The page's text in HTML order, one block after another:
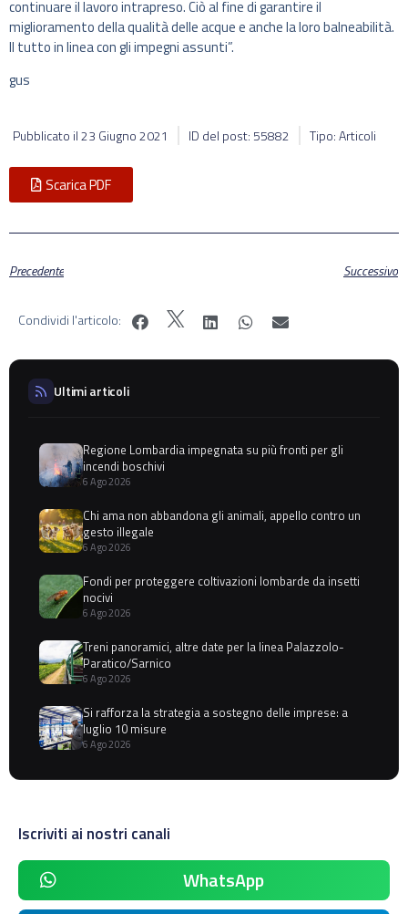
continuare il lavoro intrapreso. Ciò al fine di garantire il
miglioramento della qualità delle acque e anche la loro balneabilità.
Il tutto in linea con gli impegni assunti”.
gus
Pubblicato il23 Giugno 2021 ID del post: 55882 Tipo: Articoli
Scarica PDF
Precedente Successivo
Condividi l'articolo:
Ultimi articoli
Regione Lombardia impegnata su più fronti per gli
incendi boschivi
6 Ago 2026
Chi ama non abbandona gli animali, appello contro un
gesto illegale
6 Ago 2026
Fondi per proteggere coltivazioni lombarde da insetti
nocivi
6 Ago 2026
Treni panoramici, altre date per la linea Palazzolo-
Paratico/Sarnico
6 Ago 2026
Si rafforza la strategia a sostegno delle imprese: a
luglio 10 misure
6 Ago 2026
Iscriviti ai nostri canali
WhatsApp